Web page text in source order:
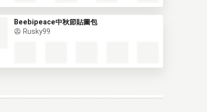
Beebipeace中秋節貼圖包
Rusky99